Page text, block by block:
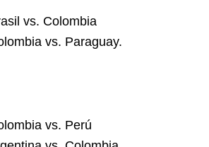
vs. Colombia
vs. Paraguay.
vs. Perú